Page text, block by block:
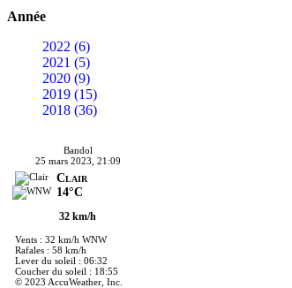
Année
2022 (6)
2021 (5)
2020 (9)
2019 (15)
2018 (36)
Bandol
25 mars 2023, 21:09
Clair
14°C
32 km/h
Vents : 32 km/h WNW
Rafales : 58 km/h
Lever du soleil : 06:32
Coucher du soleil : 18:55
© 2023 AccuWeather, Inc.